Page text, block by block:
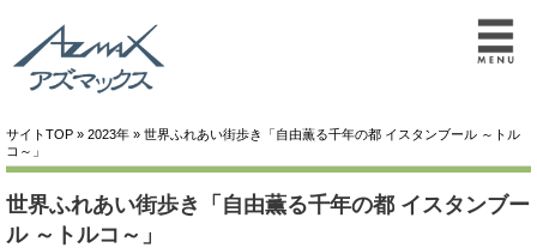
サイトTOP » 2023年 » 世界ふれあい街歩き「自由薫る千年の都 イスタンブール ～トル
コ～」
世界ふれあい街歩き「自由薫る千年の都 イスタンブー
ル ～トルコ～」